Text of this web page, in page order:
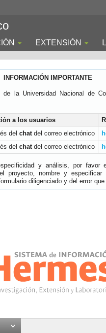
EXTENSIÓN
INFORMACIÓN IMPORTANTE
la Universidad Nacional de
a los usuarios
del chatdel correo electrónico
del chatdel correo electrónico
y análisis, por favor
nombre y especificar
diligenciado y del error que